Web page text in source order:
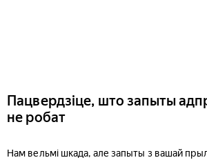
Пацвердзіце, што запыты
не робат
Нам вельмі шкада, але запыты з вашай